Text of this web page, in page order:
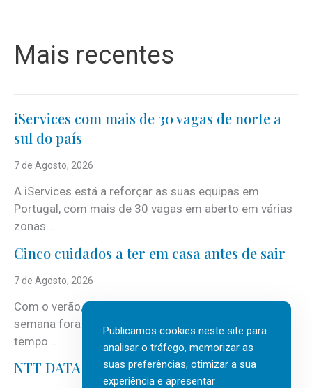
Mais recentes
iServices com mais de 30 vagas de norte a
sul do país
7 de Agosto, 2026
A iServices está a reforçar as suas equipas em
Portugal, com mais de 30 vagas em aberto em várias
zonas...
Cinco cuidados a ter em casa antes de sair
7 de Agosto, 2026
Com o verão, chegam também as férias, os fins-de-
semana fora e os dias em que a casa fica mais
tempo...
NTT DATA Insurtech Global Outlook 2026
Publicamos cookies neste site para
analisar o tráfego, memorizar as
suas preferências, otimizar a sua
experiência e apresentar